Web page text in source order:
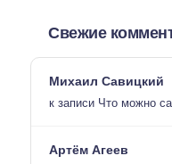
Свежие
Михаил Савицкий
к записи Что можно
Артём Агеев